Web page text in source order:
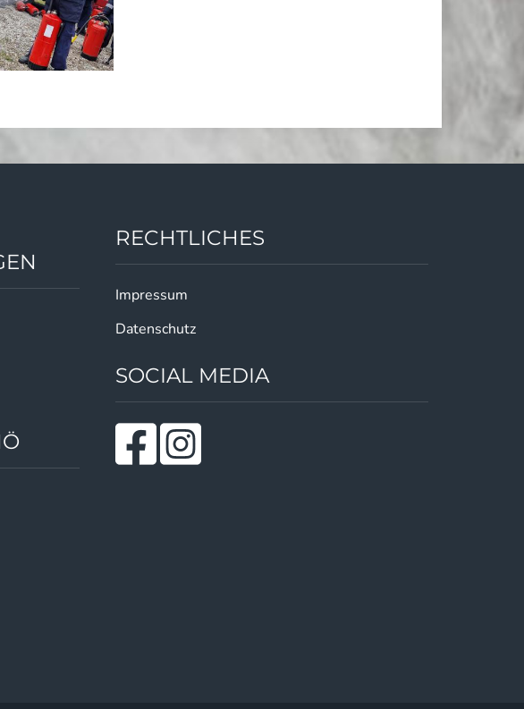
RECHTLICHES
Impressum
Datenschutz
SOCIAL MEDIA